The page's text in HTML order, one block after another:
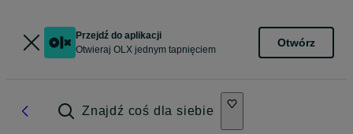
Przejdź do aplikacji
Otwieraj OLX jednym tapnięciem
Otwórz
Znajdź coś dla siebie